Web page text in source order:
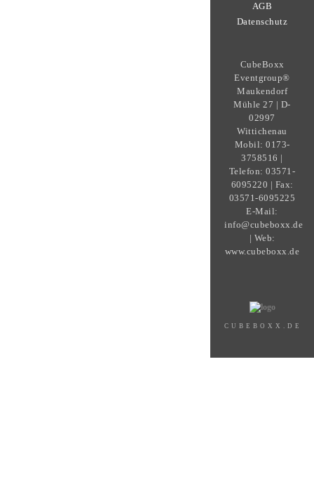
AGB
Datenschutz
CubeBoxx
Eventgroup®
Maukendorf
Mühle 27 | D-
02997
Wittichenau
Mobil: 0173-
3758516 |
Telefon: 03571-
6095220 | Fax:
03571-6095225
E-Mail:
info@cubeboxx.de
| Web:
www.cubeboxx.de
CUBEBOXX.DE